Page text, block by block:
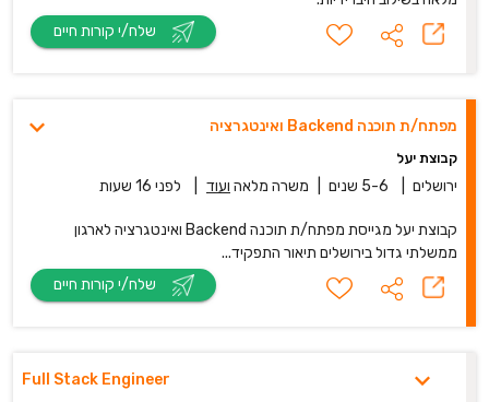
מפתח/ת תוכנה Backend ואינטגרציה
קבוצת יעל
ירושלים 5-6 שנים משרה מלאה ועוד לפני 16 שעות
קבוצת יעל מגייסת מפתח/ת תוכנה Backend ואינטגרציה לארגון
ממשלתי גדול בירושלים תיאור התפקיד...
Full Stack Engineer